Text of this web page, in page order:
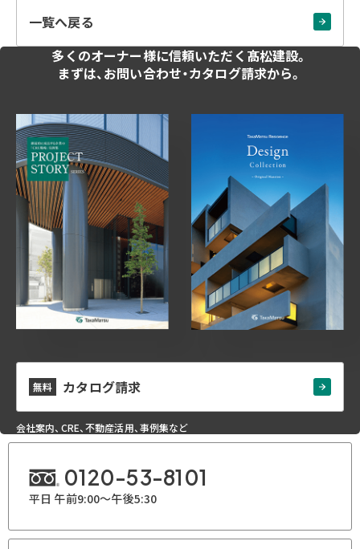
一覧へ戻る
多くのオーナー様に信頼いただく髙松建設。
まずは、お問い合わせ・カタログ請求から。
無料 カタログ請求
会社案内、CRE、不動産活用、事例集など
0120-53-8101
平日 午前9:00～午後5:30